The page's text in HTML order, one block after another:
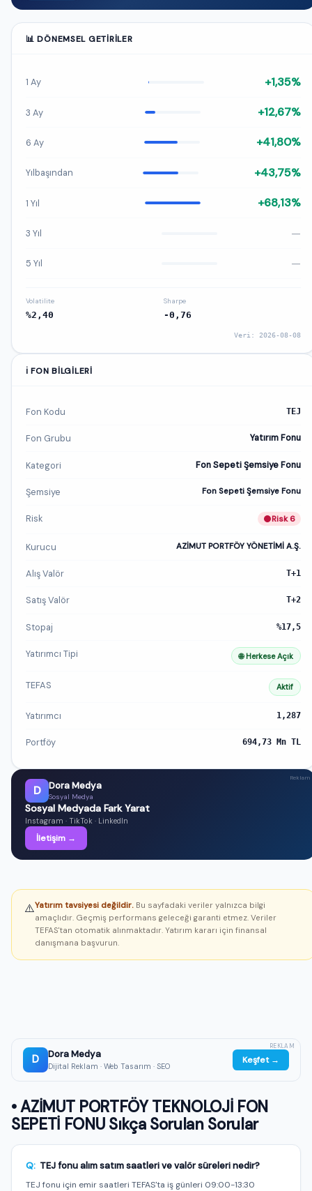
📊 DÖNEMSEL GETIRILER
1 Ay +1,35%
3 Ay +12,67%
6 Ay +41,80%
Yılbaşından +43,75%
1 Yıl +68,13%
3 Yıl —
5 Yıl —
Volatilite
%2,40
Sharpe
-0,76
Veri: 2026-08-08
ℹ️ FON BILGILERI
Fon Kodu TEJ
Fon Grubu Yatırım Fonu
Kategori Fon Sepeti Şemsiye Fonu
Şemsiye Fon Sepeti Şemsiye Fonu
Risk Risk 6
Kurucu AZİMUT PORTFÖY YÖNETİMİ A.Ş.
Alış Valör T+1
Satış Valör T+2
Stopaj %17,5
Yatırımcı Tipi 🌐 Herkese Açık
TEFAS Aktif
Yatırımcı 1,287
Portföy 694,73 Mn TL
D Dora Medya
Sosyal Medya
Sosyal Medyada Fark Yarat
Instagram · TikTok · LinkedIn
İletişim →
Reklam
⚠️Yatırım tavsiyesi değildir. Bu sayfadaki veriler yalnızca bilgi
amaçlıdır. Geçmiş performans geleceği garanti etmez. Veriler
TEFAS'tan otomatik alınmaktadır. Yatırım kararı için finansal
danışmana başvurun.
D Dora Medya
Dijital Reklam · Web Tasarım · SEO
Keşfet →
REKLAM
• AZİMUT PORTFÖY TEKNOLOJİ FON
SEPETİ FONU Sıkça Sorulan Sorular
Q: TEJ fonu alım satım saatleri ve valör süreleri nedir?
TEJ fonu için emir saatleri TEFAS'ta iş günleri 09:00-13:30